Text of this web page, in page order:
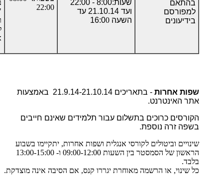
בהתאם
למפורסם
בידיעונים
שעות:8:00 - 22:00
ועד 21.10.14 עד
השעה 16:0 0
22:00
שפות אחרות -
בתאריכים 21.9.14-21.10.14 באמצעות
אתר האינטרנט.
הקורסים כרוכים בתשלום עבור תלמידים שאינם חייבים
בשפה זרה נוספת.
שינויים וביטולים לקורסי אנגלית ושפות אחרות, יתקיימו בשבוע
הראשון של הסמסטר בין השעות 09:00-12:00 ו- 13:00-15:00
בלבד.
כל שינוי, או הרשמה מאוחרת יגררו קנס, אם הסיבה אינה מוצדקת.